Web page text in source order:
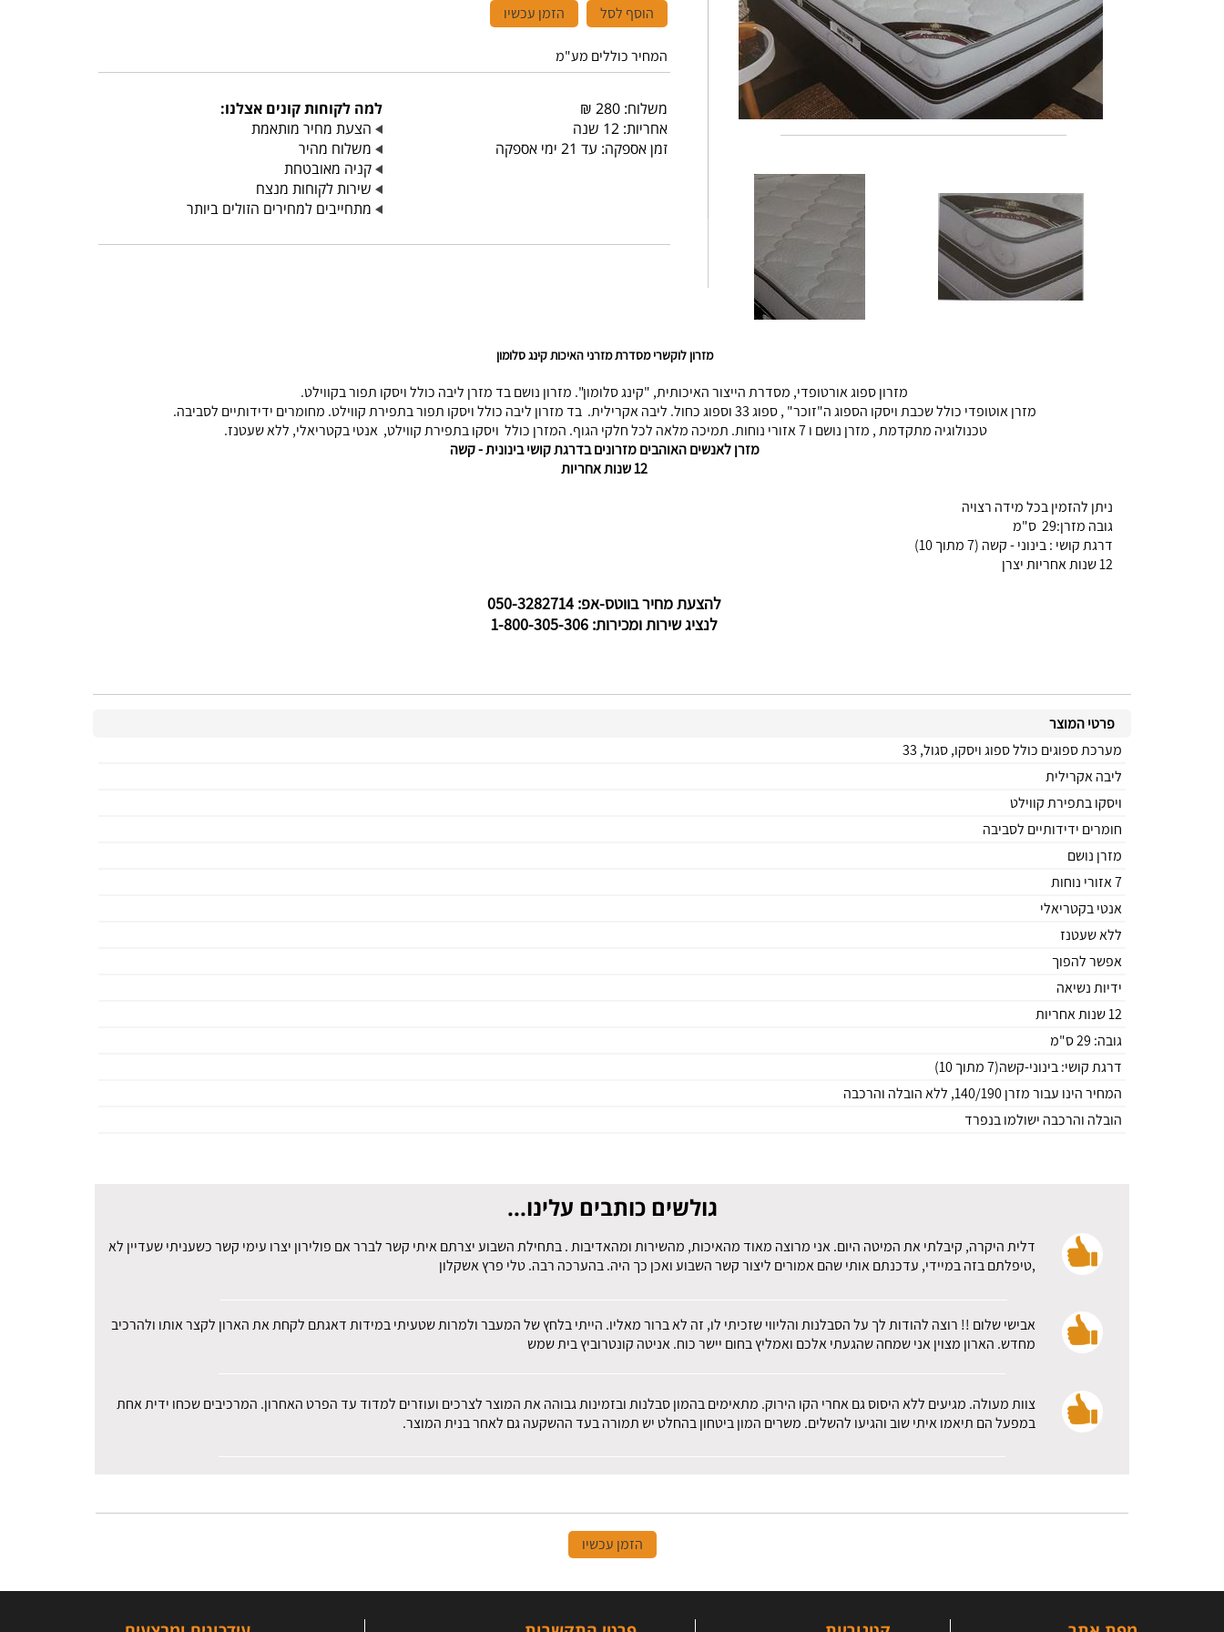
הוסף לסל הזמן עכשיו
המחיר כוללים מע"מ
משלוח: 280 ₪
אחריות: 12 שנה
זמן אספקה: עד 21 ימי אספקה
למה לקוחות קונים אצלנו:
הצעת מחיר מותאמת
משלוח מהיר
קניה מאובטחת
שירות לקוחות מנצח
מתחייבים למחירים הזולים ביותר
מזרון לוקשרי מסדרת מזרני האיכות קינג סלומון
מזרון ספוג אורטופדי, מסדרת הייצור האיכותית, "קינג סלומון". מזרון נושם בד מזרן ליבה כולל ויסקו תפור בקווילט.
מזרן אוטופדי כולל שכבת ויסקו הספוג ה"זוכר" , ספוג 33 וספוג כחול. ליבה אקרילית. בד מזרון ליבה כולל ויסקו תפור בתפירת קווילט. מחומרים ידידותיים לסביבה.
טכנולוגיה מתקדמת , מזרן נושם ו 7 אזורי נוחות. תמיכה מלאה לכל חלקי הגוף. המזרן כולל ויסקו בתפירת קווילט, אנטי בקטריאלי, ללא שעטנז.
מזרן לאנשים האוהבים מזרונים בדרגת קושי בינונית - קשה
12 שנות אחריות
ניתן להזמין בכל מידה רצויה
גובה מזרן:29 ס"מ
דרגת קושי : בינוני - קשה (7 מתוך 10)
12 שנות אחריות יצרן
להצעת מחיר בווטס-אפ: 050-3282714
לנציג שירות ומכירות: 1-800-305-306
פרטי המוצר
מערכת ספוגים כולל ספוג ויסקו, סגול, 33
ליבה אקרילית
ויסקו בתפירת קווילט
חומרים ידידותיים לסביבה
מזרן נושם
7 אזורי נוחות
אנטי בקטריאלי
ללא שעטנז
אפשר להפוך
ידיות נשיאה
12 שנות אחריות
גובה: 29 ס"מ
דרגת קושי: בינוני-קשה(7 מתוך 10)
המחיר הינו עבור מזרן 140/190, ללא הובלה והרכבה
הובלה והרכבה ישולמו בנפרד
גולשים כותבים עלינו...
דלית היקרה, קיבלתי את המיטה היום. אני מרוצה מאוד מהאיכות, מהשירות ומהאדיבות . בתחילת השבוע יצרתם איתי קשר לברר אם פולירון יצרו עימי קשר כשעניתי שעדיין לא
,טיפלתם בזה במיידי, עדכנתם אותי שהם אמורים ליצור קשר השבוע ואכן כך היה. בהערכה רבה. טלי פרץ אשקלון
אבישי שלום !! רוצה להודות לך על הסבלנות והליווי שזכיתי לו, זה לא ברור מאליו. הייתי בלחץ של המעבר ולמרות שטעיתי במידות דאגתם לקחת את הארון לקצר אותו ולהרכיב
מחדש. הארון מצוין אני שמחה שהגעתי אלכם ואמליץ בחום יישר כוח. אניטה קונטרוביץ בית שמש
צוות מעולה. מגיעים ללא היסוס גם אחרי הקו הירוק. מתאימים בהמון סבלנות ובזמינות גבוהה את המוצר לצרכים ועוזרים למדוד עד הפרט האחרון. המרכיבים שכחו ידית אחת
במפעל הם תיאמו איתי שוב והגיעו להשלים. משרים המון ביטחון בהחלט יש תמורה בעד ההשקעה גם לאחר בנית המוצר.
הזמן עכשיו